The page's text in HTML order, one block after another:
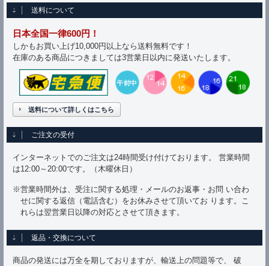
送料について
日本全国一律600円！
しかもお買い上げ10,000円以上なら送料無料です！
在庫のある商品につきましては3営業日以内に発送いたします。
送料について詳しくはこちら
ご注文の受付
インターネットでのご注文は24時間受け付けております。 営業時間
は12:00～20:00です。（木曜休日）
※営業時間外は、受注に関する処理・メールのお返事・お問 い合わ
せに関する返信（電話含む）をお休みさせて頂いてお ります。こ
れらは翌営業日以降の対応とさせて頂きます。
返品・交換について
商品の発送には万全を期しておりますが、輸送上の問題等で、 破